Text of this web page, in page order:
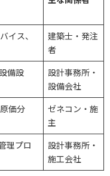
イス、
建築士・発注
者
備設
設計事務所・
設備会社
価分
ゼネコン・施
主
理プロ
設計事務所・
施工会社